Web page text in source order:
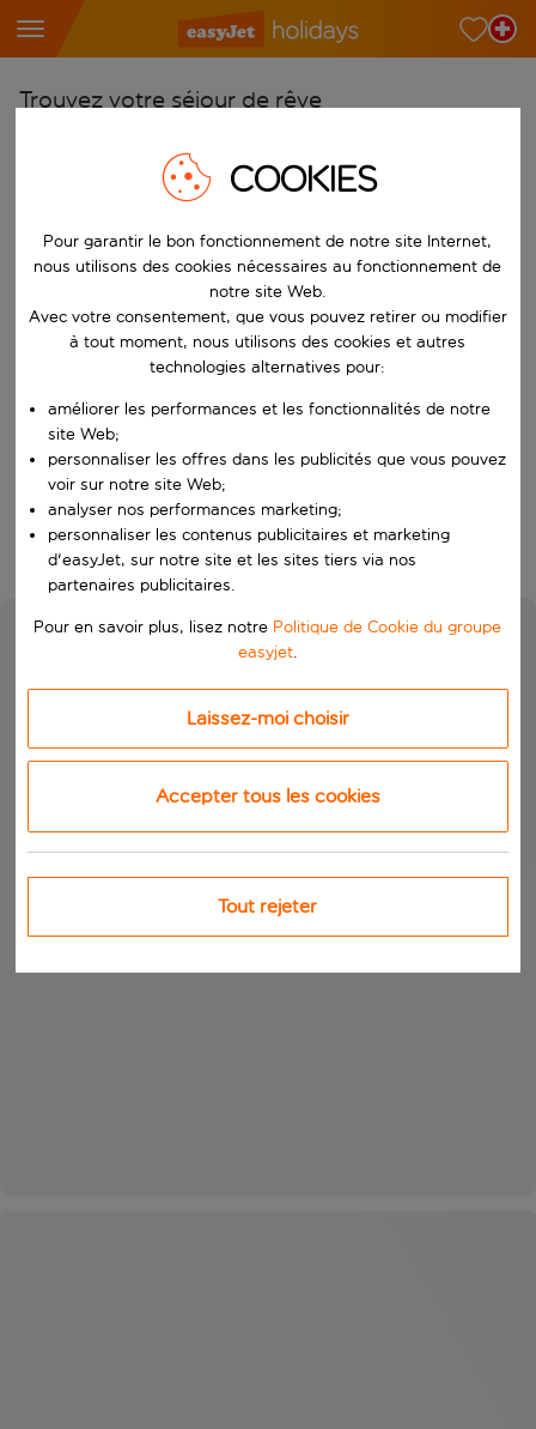
Trouvez votre séjour de rêve
Choisissez votre aéroport
Commencez à taper pour la saisie automatique. Lorsque les
Choisissez votre destination
Vers
Choisissez vos dates
Quand
Rechercher
COOKIES
Pour garantir le bon fonctionnement de notre site Internet,
nous utilisons des cookies nécessaires au fonctionnement de
notre site Web.
Avec votre consentement, que vous pouvez retirer ou modifier
à tout moment, nous utilisons des cookies et autres
technologies alternatives pour:
améliorer les performances et les fonctionnalités de notre
site Web;
personnaliser les offres dans les publicités que vous pouvez
voir sur notre site Web;
analyser nos performances marketing;
personnaliser les contenus publicitaires et marketing
d'easyJet, sur notre site et les sites tiers via nos
partenaires publicitaires.
Pour en savoir plus, lisez notre Politique de Cookie du groupe
easyjet.
Laissez-moi choisir
Accepter tous les cookies
Tout rejeter